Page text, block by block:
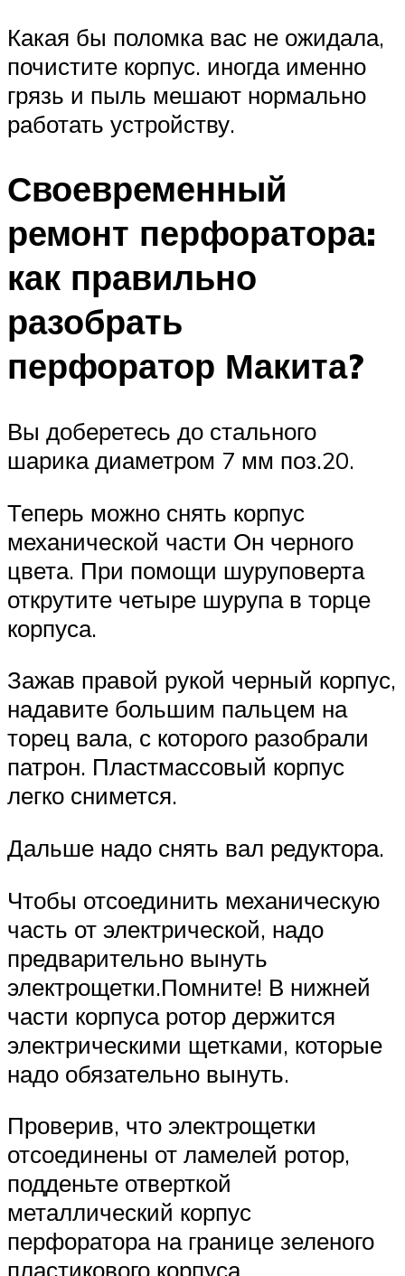
Какая бы поломка вас не ожидала,
почистите корпус. иногда именно
грязь и пыль мешают нормально
работать устройству.
Своевременный
ремонт перфоратора:
как правильно
разобрать
перфоратор Макита?
Вы доберетесь до стального
шарика диаметром 7 мм поз.20.
Теперь можно снять корпус
механической части Он черного
цвета. При помощи шуруповерта
открутите четыре шурупа в торце
корпуса.
Зажав правой рукой черный корпус,
надавите большим пальцем на
торец вала, с которого разобрали
патрон. Пластмассовый корпус
легко снимется.
Дальше надо снять вал редуктора.
Чтобы отсоединить механическую
часть от электрической, надо
предварительно вынуть
электрощетки.Помните! В нижней
части корпуса ротор держится
электрическими щетками, которые
надо обязательно вынуть.
Проверив, что электрощетки
отсоединены от ламелей ротор,
подденьте отверткой
металлический корпус
перфоратора на границе зеленого
пластикового корпуса.